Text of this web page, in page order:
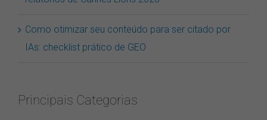
Como otimizar seu conteúdo para ser citado por
IAs: checklist prático de GEO
Principais Categorias